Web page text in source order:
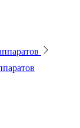
контроля